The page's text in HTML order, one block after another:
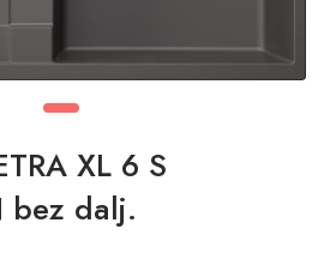
XL 6 S
bez dalj.